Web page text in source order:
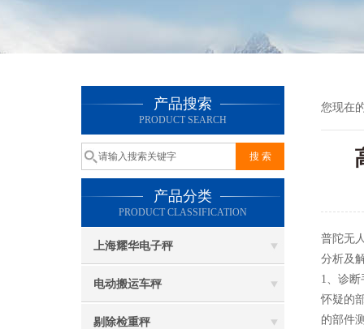
产品搜索
PRODUCT SEARCH
产品分类
PRODUCT CLASSIFICATION
上海耀华电子秤
电动搬运车秤
剔除检重秤
您现在
普陀无
分析及
1、诊
怀疑的
的部件